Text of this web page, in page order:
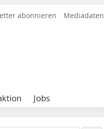
abonnieren Mediadaten
Jobs